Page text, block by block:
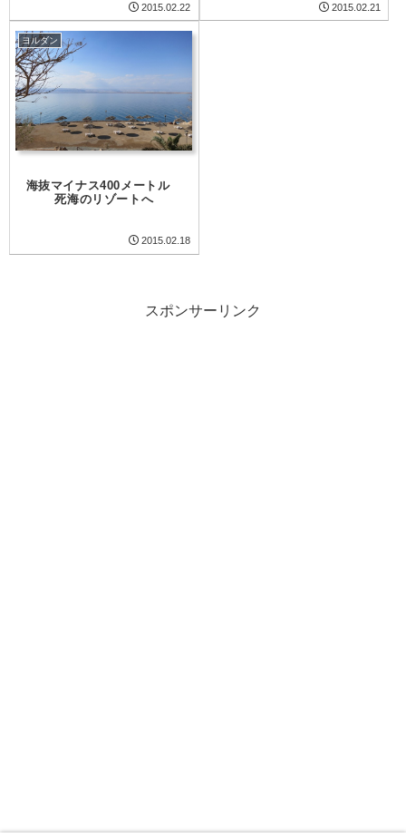
2015.02.22 2015.02.21
ヨルダン
海抜マイナス400メートル
死海のリゾートへ
2015.02.18
スポンサーリンク